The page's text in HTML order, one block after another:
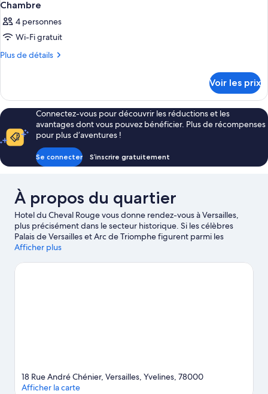
Chambre
4 personnes
Wi-Fi gratuit
Plus de détails
Plus
le
type
de
chambre
Chambre
Voir les prix
Connectez-vous pour découvrir les réductions et les
avantages dont vous pouvez bénéficier. Plus de récompenses
pour plus d’aventures !
Se connecter S’inscrire gratuitement
À propos du quartier
Hotel du Cheval Rouge vous donne rendez-vous à Versailles,
plus précisément dans le secteur historique. Si les célèbres
Palais de Versailles et Arc de Triomphe figurent parmi les
immanquables, les non moins sympathiques Jardin des Tuileries
populaires des environs. Envie de vibrer le temps d'une soirée ?
Afficher plus
18 Rue André Chénier, Versailles, Yvelines, 78000
Afficher la carte